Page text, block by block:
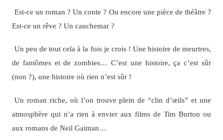
Est-ce un roman ? Un conte ? Ou encore une pièce de théâtre ?
Est-ce un rêve ? Un cauchemar ?
Un peu de tout cela à la fois je crois ! Une histoire de meurtres,
de fantômes et de zombies… C’est une histoire, ça c’est sûr
(non ?), une histoire où rien n’est sûr !
Un roman riche, où l’on trouve plein de “clin d’œils” et une
atmosphère qui n’a rien à envier aux films de Tim Burton ou
aux romans de Neil Gaiman…